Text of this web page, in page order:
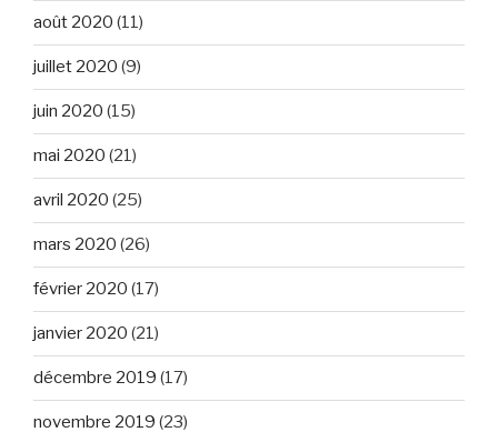
août 2020 (11)
juillet 2020 (9)
juin 2020 (15)
mai 2020 (21)
avril 2020 (25)
mars 2020 (26)
février 2020 (17)
janvier 2020 (21)
décembre 2019 (17)
novembre 2019 (23)